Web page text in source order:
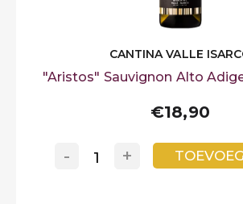
CANTINA VALLE
"Aristos" Sauvignon Alto
€18,90
+
-